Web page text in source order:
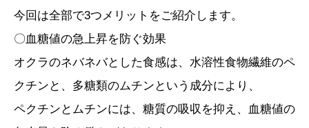
今回は全部で3つメリットをご紹介します。
〇血糖値の急上昇を防ぐ効果
オクラのネバネバとした食感は、水溶性食物繊維のペ
クチンと、多糖類のムチンという成分により、
ペクチンとムチンには、糖質の吸収を抑え、血糖値の